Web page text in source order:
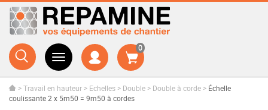
0
>Travail en hauteur > Echelles > Double > Double à corde > Échelle
coulissante 2 x 5m50 = 9m50 à cordes